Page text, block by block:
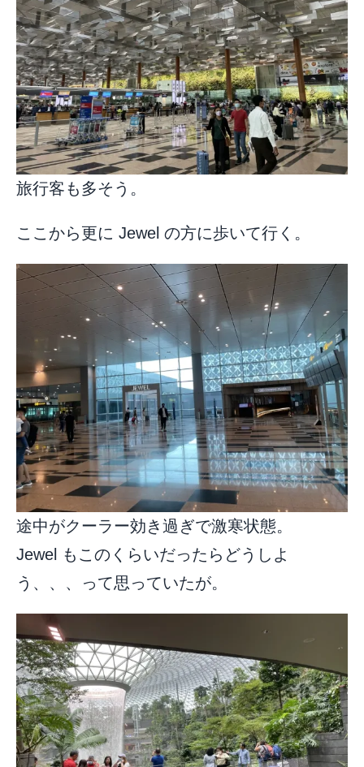
旅行客も多そう。
ここから更に Jewel の方に歩いて行く。
途中がクーラー効き過ぎで激寒状態。
Jewel もこのくらいだったらどうしよ
う、、、って思っていたが。